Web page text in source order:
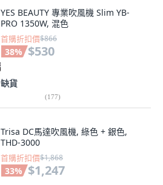
YES BEAUTY 專業吹風機 Slim YB-
PRO 1350W, 混色
首購折扣價$866
38% $530
缺貨
(177)
Trisa DC馬達吹風機, 綠色 + 銀色,
THD-3000
首購折扣價$1,868
33% $1,247